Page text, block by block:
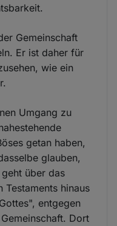
Gemeinschaft
Er ist daher für
wie ein
Umgang zu
getan haben,
glauben,
über das
Testaments hinaus
entgegen
Dort